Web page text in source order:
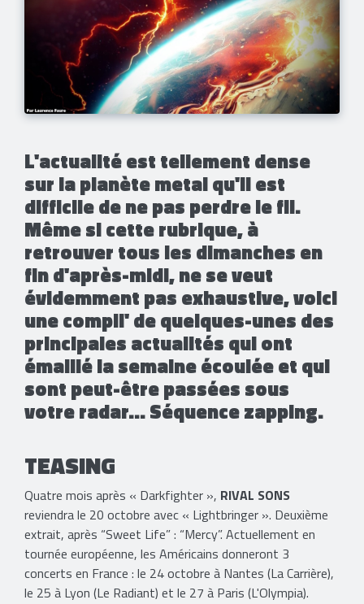
L'actualité est tellement dense
sur la planète metal qu'il est
difficile de ne pas perdre le fil.
Même si cette rubrique, à
retrouver tous les dimanches en
fin d'après-midi, ne se veut
évidemment pas exhaustive, voici
une compil' de quelques-unes des
principales actualités qui ont
émaillé la semaine écoulée et qui
sont peut-être passées sous
votre radar... Séquence zapping.
TEASING
Quatre mois après « Darkfighter », RIVAL SONS
reviendra le 20 octobre avec « Lightbringer ». Deuxième
extrait, après “Sweet Life” : “Mercy”. Actuellement en
tournée européenne, les Américains donneront 3
concerts en France : le 24 octobre à Nantes (La Carrière),
le 25 à Lyon (Le Radiant) et le 27 à Paris (L'Olympia).